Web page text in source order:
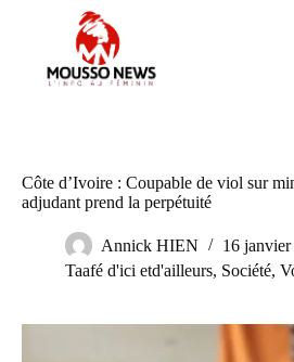
Côte d’Ivoire : Coupable de viol sur
adjudant prend la perpétuité
Annick HIEN
16
Taafé d'ici etd'ailleurs, Société,